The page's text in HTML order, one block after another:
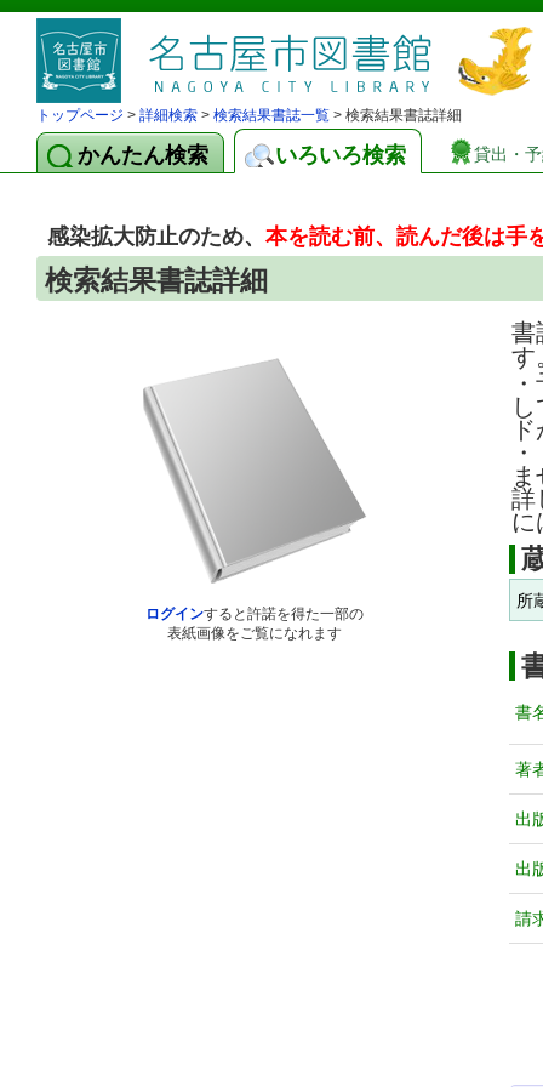
トップページ > 詳細検索 > 検索結果書誌一覧 > 検索結果書誌詳細
かんたん検索 いろいろ検索 貸出・
感染拡大防止のため、本を読む前、読んだ後は手
検索結果書誌詳細
ログインすると許諾を得た一部の
表紙画像をご覧になれます
書
す
詳
に
所
書
著
出
出
請